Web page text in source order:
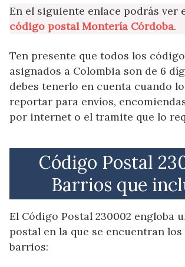
En el siguiente enlace podrás ver
código postal Montería Córdoba.
Ten presente que todos los
asignados a Colombia son de 6
debes tenerlo en cuenta cuando
reportar para envíos,
por internet o el tramite que lo
Código Postal
Barrios que
El Código Postal 230002 engloba
postal en la que se encuentran
barrios: